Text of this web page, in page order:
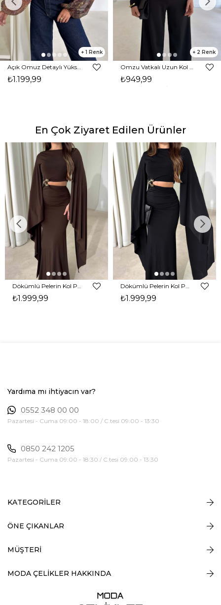
1
₺1.199,99
2
₺949,99
En Çok Ziyaret Edilen Ürünler
₺1.999,99 ₺1.999,99
Yardıma mı ihtiyacın var?
0552 348 00 00
Pazartesi - Cuma 09:00 - 18:00 / C.tesi 09:00 - 13:30
0850 242 1205
Pazartesi - Cuma 09:00 - 18:30 / C.tesi 09:00 - 13:30
KATEGORİLER
ÖNE ÇIKANLAR
MÜŞTERİ
MODA ÇELİKLER HAKKINDA